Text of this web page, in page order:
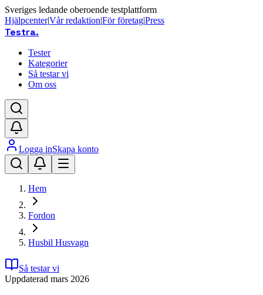
Sveriges ledande oberoende testplattform
Hjälpcenter|Vår redaktion|För företag|Press
Testra.
Tester
Kategorier
Så testar vi
Om oss
Logga inSkapa konto
Hem
Fordon
Husbil Husvagn
Så testar vi
Uppdaterad mars 2026